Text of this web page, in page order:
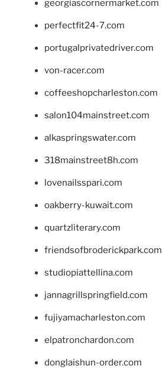
georgiascornermarket.com
perfectfit24-7.com
portugalprivatedriver.com
von-racer.com
coffeeshopcharleston.com
salon104mainstreet.com
alkaspringswater.com
318mainstreet8h.com
lovenailsspari.com
oakberry-kuwait.com
quartzliterary.com
friendsofbroderickpark.com
studiopiattellina.com
jannagrillspringfield.com
fujiyamacharleston.com
elpatronchardon.com
donglaishun-order.com